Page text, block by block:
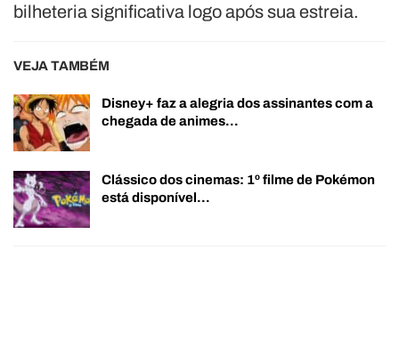
bilheteria significativa logo após sua estreia.
VEJA TAMBÉM
Disney+ faz a alegria dos assinantes com a
chegada de animes…
Clássico dos cinemas: 1º filme de Pokémon
está disponível…